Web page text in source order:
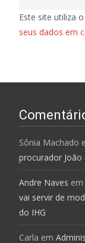
Este site utiliza
seus dados em
Sônia Machado
procurador João
Andre Naves em
vai servir de
do IHG
Carla em